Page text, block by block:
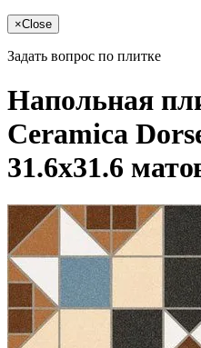
×Close
Задать вопрос по плитке
Напольная
Ceramica
31.6x31.6